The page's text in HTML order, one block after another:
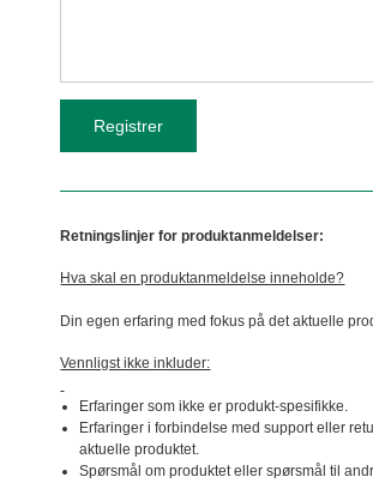
Retningslinjer for produktanmeldelser:
Hva skal en produktanmeldelse inneholde?
Din egen erfaring med fokus på det aktuelle
Vennligst ikke inkluder:
Erfaringer som ikke er produkt-spesifikke.
Erfaringer i forbindelse med support eller
aktuelle produktet.
Spørsmål om produktet eller spørsmål til